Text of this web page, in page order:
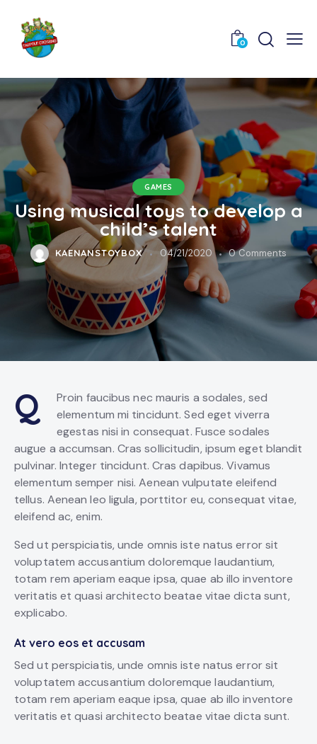
0
GAMES
Using musical toys to develop a
child’s talent
KAENANSTOYBOX 04/21/2020 0 Comments
Q
Proin faucibus nec mauris a sodales, sed
elementum mi tincidunt. Sed eget viverra
egestas nisi in consequat. Fusce sodales
augue a accumsan. Cras sollicitudin, ipsum eget blandit
pulvinar. Integer tincidunt. Cras dapibus. Vivamus
elementum semper nisi. Aenean vulputate eleifend
tellus. Aenean leo ligula, porttitor eu, consequat vitae,
eleifend ac, enim.
Sed ut perspiciatis, unde omnis iste natus error sit
voluptatem accusantium doloremque laudantium,
totam rem aperiam eaque ipsa, quae ab illo inventore
veritatis et quasi architecto beatae vitae dicta sunt,
explicabo.
At vero eos et accusam
Sed ut perspiciatis, unde omnis iste natus error sit
voluptatem accusantium doloremque laudantium,
totam rem aperiam eaque ipsa, quae ab illo inventore
veritatis et quasi architecto beatae vitae dicta sunt.